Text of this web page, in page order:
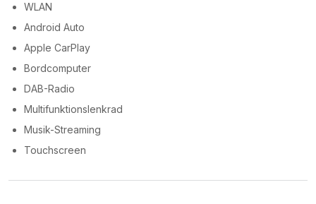
WLAN
Android Auto
Apple CarPlay
Bordcomputer
DAB-Radio
Multifunktionslenkrad
Musik-Streaming
Touchscreen